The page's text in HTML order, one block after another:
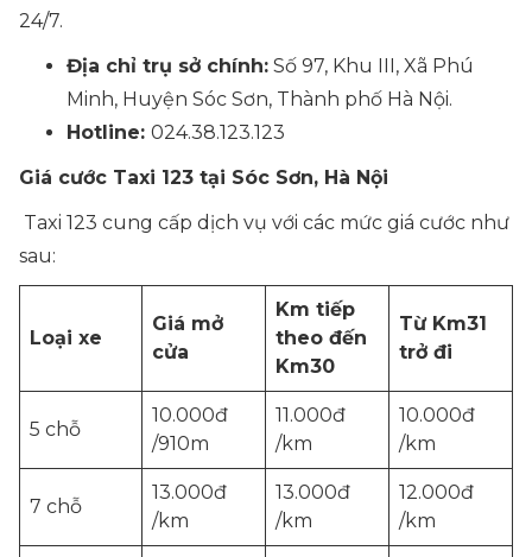
24/7.
Địa chỉ trụ sở chính: Số 97, Khu III, Xã Phú
Minh, Huyện Sóc Sơn, Thành phố Hà Nội.
Hotline: 024.38.123.123
Giá cước Taxi 123 tại Sóc Sơn, Hà Nội
Taxi 123 cung cấp dịch vụ với các mức giá cước như
sau:
Loại xe
Giá mở
cửa
Km tiếp
theo đến
Km30
Từ Km31
trở đi
5 chỗ
10.000đ
/910m
11.000đ
/km
10.000đ
/km
7 chỗ
13.000đ
/km
13.000đ
/km
12.000đ
/km